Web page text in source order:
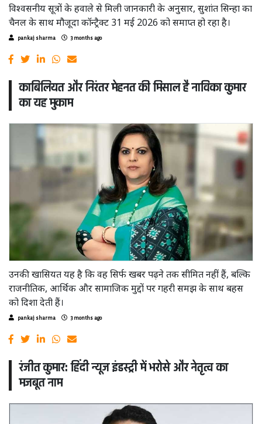
विश्वसनीय सूत्रों के हवाले से मिली जानकारी के अनुसार, सुशांत सिन्हा का
चैनल के साथ मौजूदा कॉन्ट्रैक्ट 31 मई 2026 को समाप्त हो रहा है।
pankaj sharma 3 months ago
काबिलियत और निरंतर मेहनत की मिसाल है नाविका कुमार
का यह मुकाम
उनकी खासियत यह है कि वह सिर्फ खबर पढ़ने तक सीमित नहीं हैं, बल्कि
राजनीतिक, आर्थिक और सामाजिक मुद्दों पर गहरी समझ के साथ बहस
को दिशा देती हैं।
pankaj sharma 3 months ago
रंजीत कुमार: हिंदी न्यूज इंडस्ट्री में भरोसे और नेतृत्व का
मजबूत नाम